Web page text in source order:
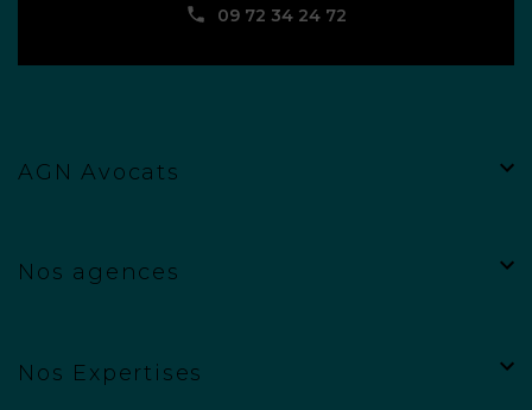
09 72 34 24 72
AGN Avocats
Nos agences
Nos Expertises